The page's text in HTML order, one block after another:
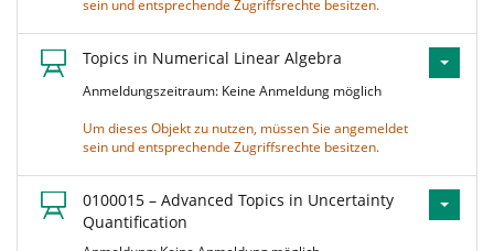
sein und entsprechende Zugriffsrechte besitzen.
Topics in Numerical Linear Algebra
Anmeldungszeitraum: Keine Anmeldung möglich
Um dieses Objekt zu nutzen, müssen Sie angemeldet
sein und entsprechende Zugriffsrechte besitzen.
0100015 – Advanced Topics in Uncertainty
Quantification